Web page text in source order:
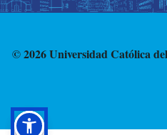
© 2026 Universidad Católica